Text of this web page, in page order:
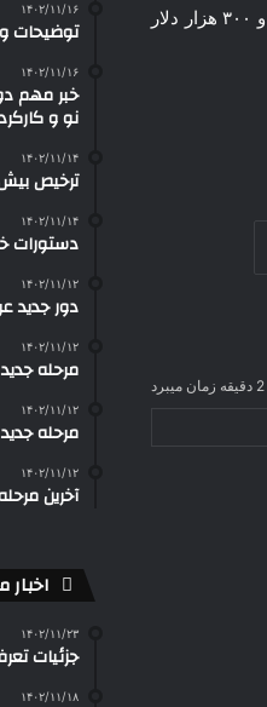
طبق آخرین آمار نیز از ابتدای سال تا آخر آذر ماه ۳۵ هزار و ۱۲۷ دستگاه خودرو سواری نو به ارزش ۷۴۶ میلیون و ۳۰۰ هزار دلار
۱۴۰۲/۱۱/۱۶
توضیحات
۱۴۰۲/۱۱/۱۶
خبر مهم
نو و
۱۴۰۲/۱۱/۱۴
ترخیص بیش از ۴۱ هزار خودرو از
۱۴۰۲/۱۱/۱۴
دستورات
۱۴۰۲/۱۱/۱۲
دور جدید
۱۴۰۲/۱۱/۱۲
مرحله
۱۴۰۲/۱۱/۱۲
مرحله
۱۴۰۲/۱۱/۱۲
آخرین
۱۴۰۲/۱۱/۲۳
جزئیات
۱۴۰۲/۱۱/۱۸